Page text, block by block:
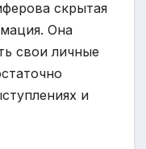
скрытая
Она
свои личные
и